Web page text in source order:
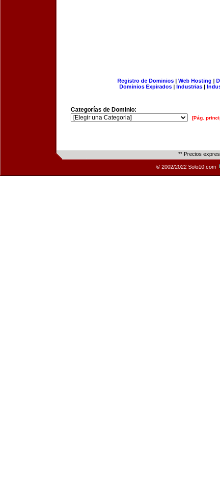
Registro de Dominios| Web Hosting |
Dominios Expirados | Industrias |
Categorías de Dominio:
[Pág.
** Precios
© 2002/2022 Solo10.com